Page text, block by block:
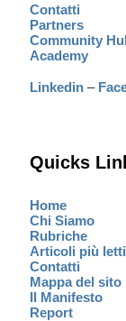
Contatti
Partners
Community
Academy
Linkedin –
Quicks
Home
Chi Siamo
Rubriche
Articoli più letti
Contatti
Mappa del sito
Il Manifesto
Report